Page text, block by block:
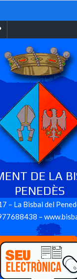
Ebando
DE LA
PENEDÈS
– La Bisbal del
–